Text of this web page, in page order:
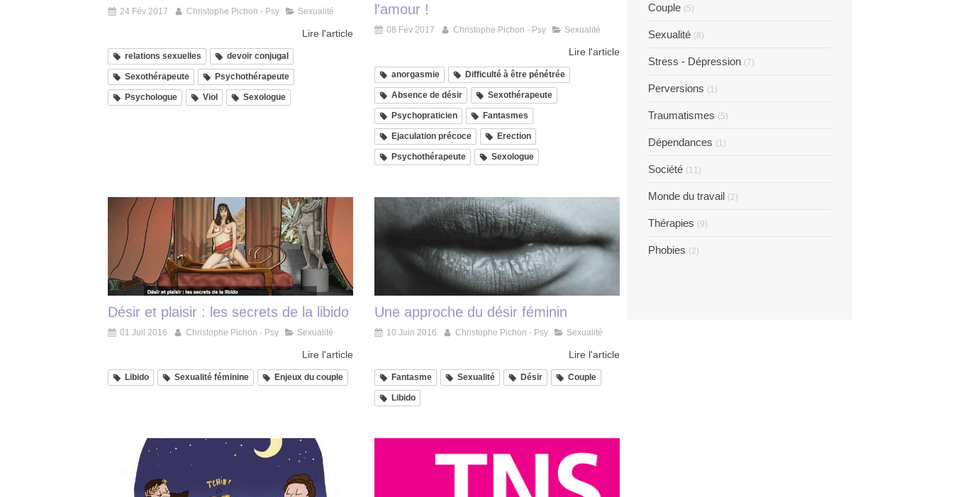
24 Fév 2017 Christophe Pichon - Psy Sexualité
Lire l'article
relations sexuelles devoir conjugal
Sexothérapeute Psychothérapeute
Psychologue Viol Sexologue
l'amour !
08 Fév 2017 Christophe Pichon - Psy Sexualité
Lire l'article
anorgasmie Difficulté à être pénétrée
Absence de désir Sexothérapeute
Psychopraticien Fantasmes
Ejaculation précoce Erection
Psychothérapeute Sexologue
Désir et plaisir : les secrets de la libido
01 Juil 2016 Christophe Pichon - Psy Sexualité
Lire l'article
Libido Sexualité féminine Enjeux du couple
Une approche du désir féminin
10 Juin 2016 Christophe Pichon - Psy Sexualité
Lire l'article
Fantasme Sexualité Désir Couple
Libido
Couple (5)
Sexualité (8)
Stress - Dépression (7)
Perversions (1)
Traumatismes (5)
Dépendances (1)
Société (11)
Monde du travail (2)
Thérapies (9)
Phobies (2)